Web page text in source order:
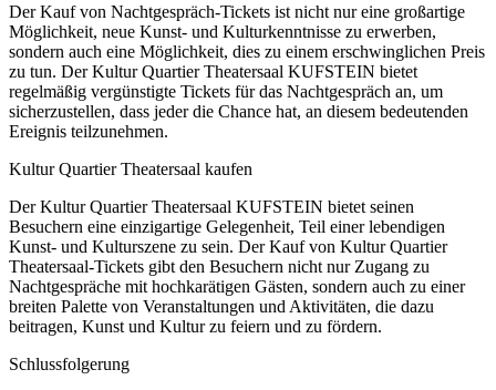
Der Kauf von Nachtgespräch-Tickets ist nicht nur eine großartige
Möglichkeit, neue Kunst- und Kulturkenntnisse zu erwerben,
sondern auch eine Möglichkeit, dies zu einem erschwinglichen Preis
zu tun. Der Kultur Quartier Theatersaal KUFSTEIN bietet
regelmäßig vergünstigte Tickets für das Nachtgespräch an, um
sicherzustellen, dass jeder die Chance hat, an diesem bedeutenden
Ereignis teilzunehmen.
Kultur Quartier Theatersaal kaufen
Der Kultur Quartier Theatersaal KUFSTEIN bietet seinen
Besuchern eine einzigartige Gelegenheit, Teil einer lebendigen
Kunst- und Kulturszene zu sein. Der Kauf von Kultur Quartier
Theatersaal-Tickets gibt den Besuchern nicht nur Zugang zu
Nachtgespräche mit hochkarätigen Gästen, sondern auch zu einer
breiten Palette von Veranstaltungen und Aktivitäten, die dazu
beitragen, Kunst und Kultur zu feiern und zu fördern.
Schlussfolgerung